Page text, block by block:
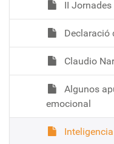
II
Declaració
Claudio
Algunos
emocional